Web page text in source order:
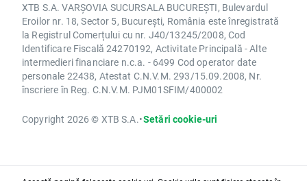
XTB S.A. VARȘOVIA SUCURSALA BUCUREȘTI, Bulevardul
Eroilor nr. 18, Sector 5, București, România este înregistrată
la Registrul Comerțului cu nr. J40/13245/2008, Cod
Identificare Fiscală 24270192, Activitate Principală - Alte
intermedieri financiare n.c.a. - 6499 Cod operator date
personale 22438, Atestat C.N.V.M. 293/15.09.2008, Nr.
înscriere în Reg. C.N.V.M. PJM01SFIM/400002
Copyright 2026 © XTB S.A.•Setări cookie-uri